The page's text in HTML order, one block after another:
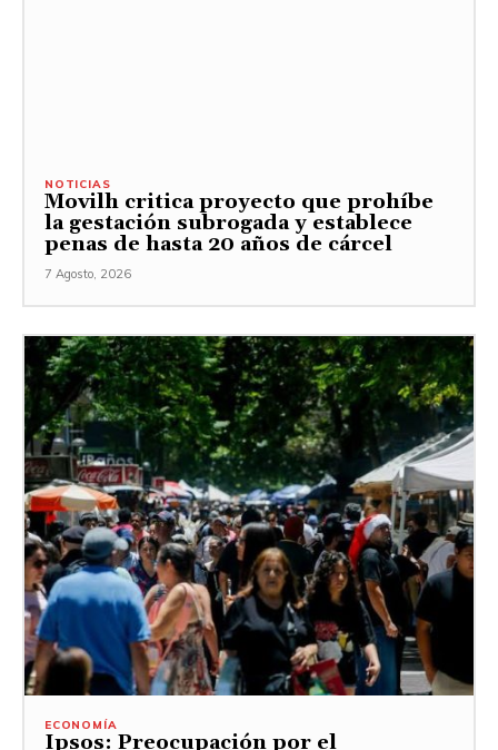
NOTICIAS
Movilh critica proyecto que prohíbe
la gestación subrogada y establece
penas de hasta 20 años de cárcel
7 Agosto, 2026
ECONOMÍA
Ipsos: Preocupación por el